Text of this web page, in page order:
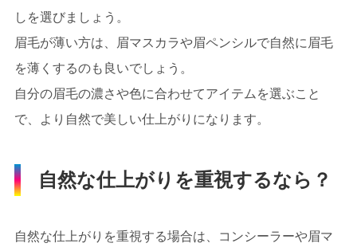
しを選びましょう。
眉毛が薄い方は、眉マスカラや眉ペンシルで自然に眉毛
を薄くするのも良いでしょう。
自分の眉毛の濃さや色に合わせてアイテムを選ぶこと
で、より自然で美しい仕上がりになります。
自然な仕上がりを重視するなら？
自然な仕上がりを重視する場合は、コンシーラーや眉マ